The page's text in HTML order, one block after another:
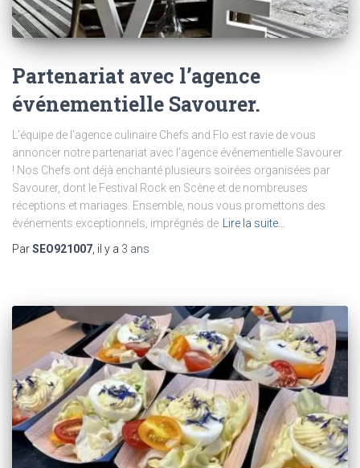
Partenariat avec l’agence
événementielle Savourer.
L’équipe de l’agence culinaire Chefs and Flo est ravie de vous
annoncer notre partenariat avec l’agence événementielle Savourer.
! Nos Chefs ont déjà enchanté plusieurs soirées organisées par
Savourer, dont le Festival Rock en Scène et de nombreuses
réceptions et mariages. Ensemble, nous vous promettons des
événements exceptionnels, imprégnés de Lire la suite…
ParSEO921007, il y a 3 ans